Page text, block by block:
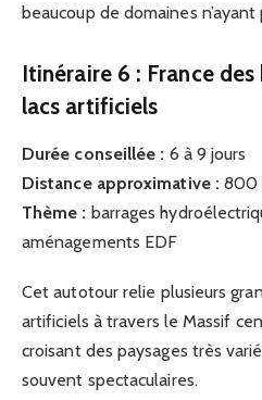
beaucoup de domaines
Itinéraire 6 : France
lacs artificiels
Durée conseillée : 6 à 9 jours
Distance approximative : 800
Thème : barrages
aménagements EDF
Cet autotour relie plusieurs
artificiels à travers le Massif
croisant des paysages très
souvent spectaculaires.